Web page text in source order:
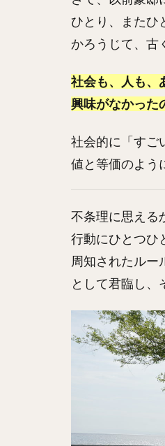
ひとり、またひ
かろうじて、古
社会も、人も、
興味がなかった
社会的に「すご
値と等価のよう
不条理に思える
行動にひとつひ
周知されたルー
として君臨し、